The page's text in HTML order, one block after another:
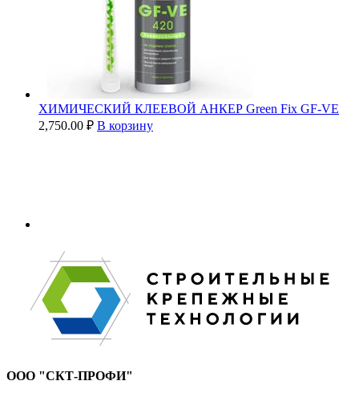
ХИМИЧЕСКИЙ КЛЕЕВОЙ АНКЕР Green Fix GF-VE
2,750.00 ₽ В корзину
ООО "СКТ-ПРОФИ"